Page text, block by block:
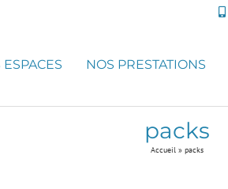
ESPACES NOS PRESTATIONS
packs
Accueil» packs